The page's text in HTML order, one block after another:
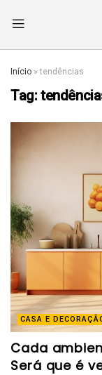
Início »tendências
Tag:
CASA E
Cada
Será que é